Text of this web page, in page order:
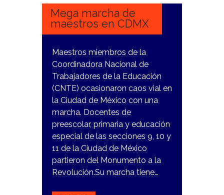
Mega marcha de
maestros en CDMX
Maestros miembros de la
Coordinadora Nacional de
Trabajadores de la Educación
(CNTE) ocasionaron caos vial en
la Ciudad de México con una
marcha. Docentes de
preescolar, primaria y educación
especial de las secciones 9, 10 y
11 de la Ciudad de México
partieron del Monumento a la
Revolución.Su marcha tiene…